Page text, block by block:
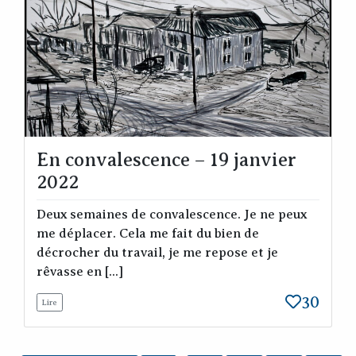
En convalescence – 19 janvier
2022
Deux semaines de convalescence. Je ne peux
me déplacer. Cela me fait du bien de
décrocher du travail, je me repose et je
rêvasse en [...]
Lire 30